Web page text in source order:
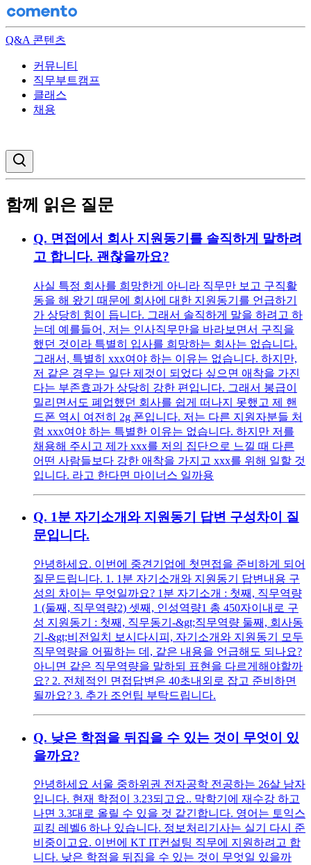
Q&A 콘텐츠
커뮤니티
직무부트캠프
클래스
채용
함께 읽은 질문
Q. 면접에서 회사 지원동기를 솔직하게 말하려
고 합니다. 괜찮을까요?
사실 특정 회사를 희망한게 아니라 직무만 보고 구직활
동을 해 왔기 때문에 회사에 대한 지원동기를 언급하기
가 상당히 힘이 듭니다. 그래서 솔직하게 말을 하려고 하
는데 예를들어, 저는 인사직무만을 바라보면서 구직을
했던 것이라 특별히 입사를 희망하는 회사는 없습니다.
그래서, 특별히 xxx여야 하는 이유는 없습니다. 하지만,
저 같은 경우는 일단 제것이 되었다 싶으면 애착을 가진
다는 부존효과가 상당히 강한 편입니다. 그래서 봉급이
밀리면서도 폐업했던 회사를 쉽게 떠나지 못했고 제 핸
드폰 역시 여전히 2g 폰입니다. 저는 다른 지원자분들 처
럼 xxx여야 하는 특별한 이유는 없습니다. 하지만 저를
채용해 주시고 제가 xxx를 저의 집단으로 느낄 때 다른
어떤 사람들보다 강한 애착을 가지고 xxx를 위해 일할 것
입니다. 라고 한다면 마이너스 일까용
Q. 1분 자기소개와 지원동기 답변 구성차이 질
문입니다.
안녕하세요. 이번에 중견기업에 첫면접을 준비하게 되어
질문드립니다. 1. 1분 자기소개와 지원동기 답변내용 구
성의 차이는 무엇일까요? 1분 자기소개 : 첫째, 직무역량
1 (둘째, 직무역량2) 셋째, 인성역량1 총 450자이내로 구
성 지원동기 : 첫째, 직무동기-&gt;직무역량 둘째, 회사동
기-&gt;비전일치 보시다시피, 자기소개와 지원동기 모두
직무역량을 어필하는 데, 같은 내용을 언급해도 되나요?
아니면 같은 직무역량을 말하되 표현을 다르게해야할까
요? 2. 전체적인 면접답변은 40초내외로 잡고 준비하면
될까요? 3. 추가 조언팁 부탁드립니다.
Q. 낮은 학점을 뒤집을 수 있는 것이 무엇이 있
을까요?
안녕하세요 서울 중하위권 전자공학 전공하는 26살 남자
입니다. 현재 학점이 3.23되고요.. 막학기에 재수강 하고
나면 3.3대로 올릴 수 있을 것 같긴합니다. 영어는 토익스
피킹 레벨6 하나 있습니다. 정보처리기사는 실기 다시 준
비중이고요. 이번에 KT IT컨설팅 직무에 지원하려고 합
니다. 낮은 학점을 뒤집을 수 있는 것이 무엇일 있을까